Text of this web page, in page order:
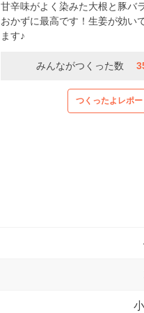
甘辛味がよく染みた大根と豚バ
おかずに最高です！生姜が効い
ます♪
みんながつくった数
つくったよレポ